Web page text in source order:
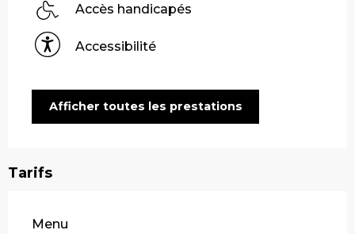
Accès handicapés
Accessibilité
Afficher toutes les prestations
Tarifs
Tarifs 2026
Menu